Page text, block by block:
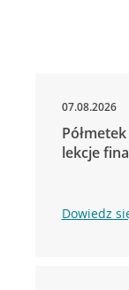
07.08.2026
lekcje
Dowiedz